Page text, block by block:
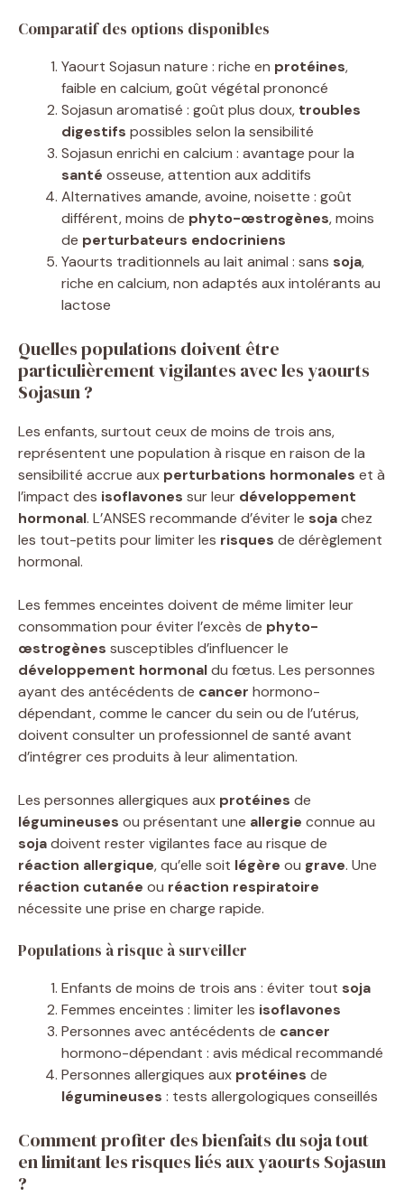
Comparatif des options disponibles
Yaourt Sojasun nature : riche en protéines,
faible en calcium, goût végétal prononcé
Sojasun aromatisé : goût plus doux, troubles
digestifs possibles selon la sensibilité
Sojasun enrichi en calcium : avantage pour la
santé osseuse, attention aux additifs
Alternatives amande, avoine, noisette : goût
différent, moins de phyto-œstrogènes, moins
de perturbateurs endocriniens
Yaourts traditionnels au lait animal : sans soja,
riche en calcium, non adaptés aux intolérants au
lactose
Quelles populations doivent être
particulièrement vigilantes avec les yaourts
Sojasun ?
Les enfants, surtout ceux de moins de trois ans,
représentent une population à risque en raison de la
sensibilité accrue aux perturbations hormonales et à
l’impact des isoflavones sur leur développement
hormonal. L’ANSES recommande d’éviter le sojachez
les tout-petits pour limiter les risques de dérèglement
hormonal.
Les femmes enceintes doivent de même limiter leur
consommation pour éviter l’excès de phyto-
œstrogènes susceptibles d’influencer le
développement hormonaldu fœtus. Les personnes
ayant des antécédents de cancer hormono-
dépendant, comme le cancer du sein ou de l’utérus,
doivent consulter un professionnel de santé avant
d’intégrer ces produits à leur alimentation.
Les personnes allergiques aux protéines de
légumineuses ou présentant une allergie connue au
sojadoivent rester vigilantes face au risque de
réaction allergique, qu’elle soit légère ou grave. Une
réaction cutanée ou réaction respiratoire
nécessite une prise en charge rapide.
Populations à risque à surveiller
Enfants de moins de trois ans : éviter tout soja
Femmes enceintes : limiter les isoflavones
Personnes avec antécédents de cancer
hormono-dépendant : avis médical recommandé
Personnes allergiques aux protéines de
légumineuses : tests allergologiques conseillés
Comment profiter des bienfaits du soja tout
en limitant les risques liés aux yaourts Sojasun
?